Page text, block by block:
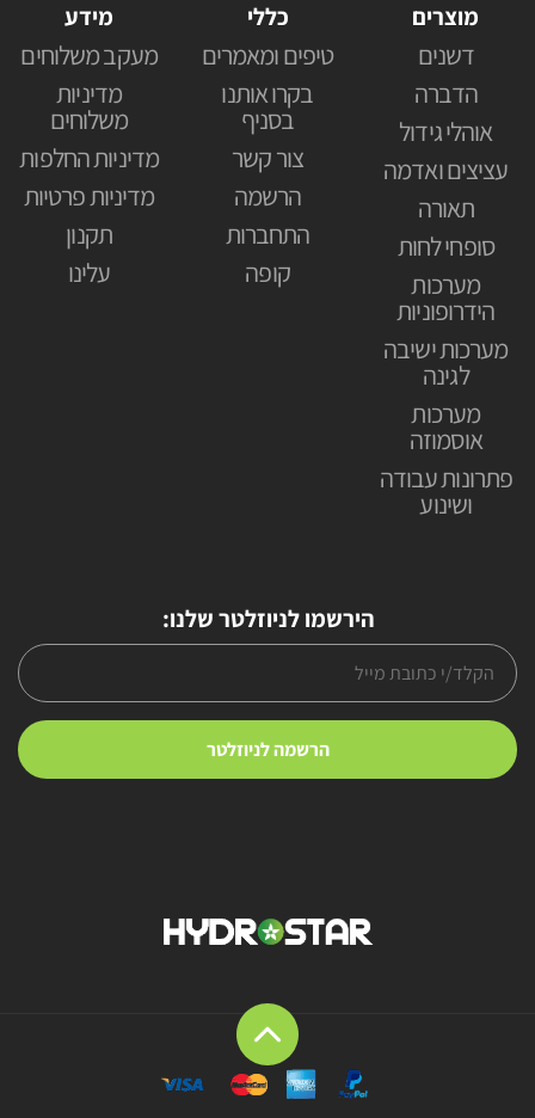
מוצרים
דשנים
הדברה
אוהלי גידול
עציצים ואדמה
תאורה
סופחי לחות
מערכות
הידרופוניות
מערכות ישיבה
לגינה
מערכות
אוסמוזה
פתרונות עבודה
ושינוע
כללי
טיפים ומאמרים
בקרו אותנו
בסניף
צור קשר
הרשמה
התחברות
קופה
מידע
מעקב משלוחים
מדיניות
משלוחים
מדיניות החלפות
מדיניות פרטיות
תקנון
עלינו
הירשמו לניוזלטר שלנו: